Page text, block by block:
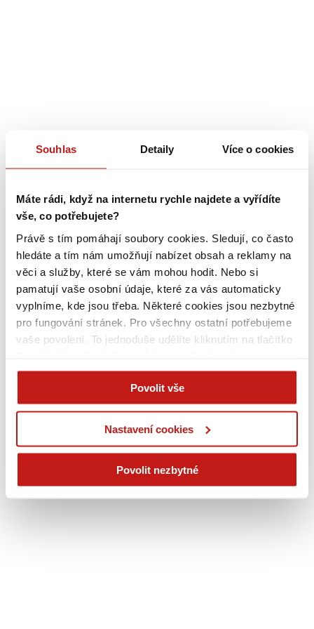
Souhlas Detaily Více o cookies
Máte rádi, když na internetu rychle najdete a vyřídíte
vše, co potřebujete?
Právě s tím pomáhají soubory cookies. Sledují, co často
hledáte a tím nám umožňují nabízet obsah a reklamy na
věci a služby, které se vám mohou hodit. Nebo si
pamatují vaše osobní údaje, které za vás automaticky
vyplníme, kde jsou třeba. Některé cookies jsou nezbytné
pro fungování stránek. Pro všechny ostatní potřebujeme
vaše povolení. To jednoduše udělíte kliknutím na tlačítko
Na základě vašeho souhlasu můžeme také při sjednání
na webu bezpečně sbírat vaše jméno, příjmení či email a
poskytovat je reklamním systémům jako Google
(business.safety.google/privacy), Sklik, atp. Tyto cookies
Je pro nás na prvním místě. Vždy dodržujeme přísná
pravidla ochrany osobních údajů.Více informací na této
stránce
Povolit vše
Nastavení cookies
Povolit nezbytné